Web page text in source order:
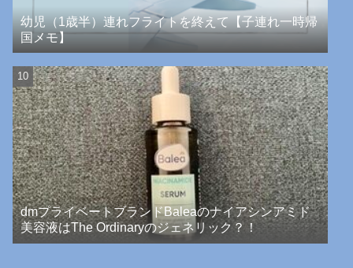
幼児（1歳半）連れフライトを終えて【子連れ一時帰
国メモ】
dmプライベートブランドBaleaのナイアシンアミド
美容液はThe Ordinaryのジェネリック？！